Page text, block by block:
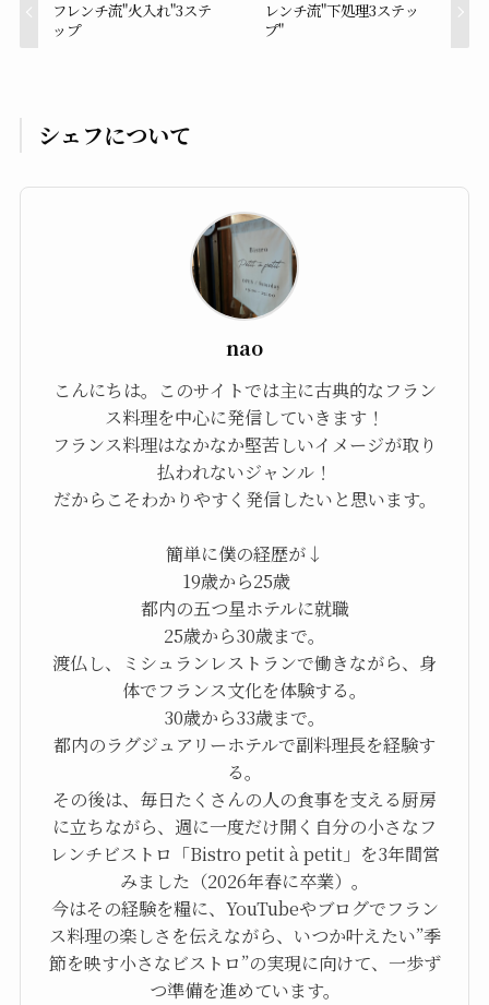
フレンチ流"火入れ"3ステ
ップ
レンチ流"下処理3ステッ
プ"
シェフについて
nao
こんにちは。このサイトでは主に古典的なフラン
ス料理を中心に発信していきます！
フランス料理はなかなか堅苦しいイメージが取り
払われないジャンル！
だからこそわかりやすく発信したいと思います。
簡単に僕の経歴が↓
19歳から25歳
都内の五つ星ホテルに就職
25歳から30歳まで。
渡仏し、ミシュランレストランで働きながら、身
体でフランス文化を体験する。
30歳から33歳まで。
都内のラグジュアリーホテルで副料理長を経験す
る。
その後は、毎日たくさんの人の食事を支える厨房
に立ちながら、週に一度だけ開く自分の小さなフ
レンチビストロ「Bistro petit à petit」を3年間営
みました（2026年春に卒業）。
今はその経験を糧に、YouTubeやブログでフラン
ス料理の楽しさを伝えながら、いつか叶えたい”季
節を映す小さなビストロ”の実現に向けて、一歩ず
つ準備を進めています。